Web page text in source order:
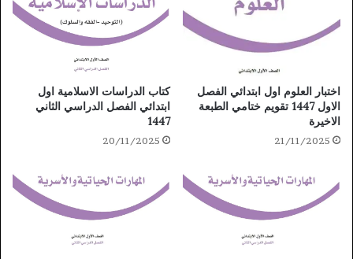
اختبار العلوم اول ابتدائي الفصل
الاول 1447 تقويم ختامي الطبعة
الاخيرة
21/11/2025
كتاب الدراسات الاسلامية اول
ابتدائي الفصل الدراسي الثاني
1447
20/11/2025